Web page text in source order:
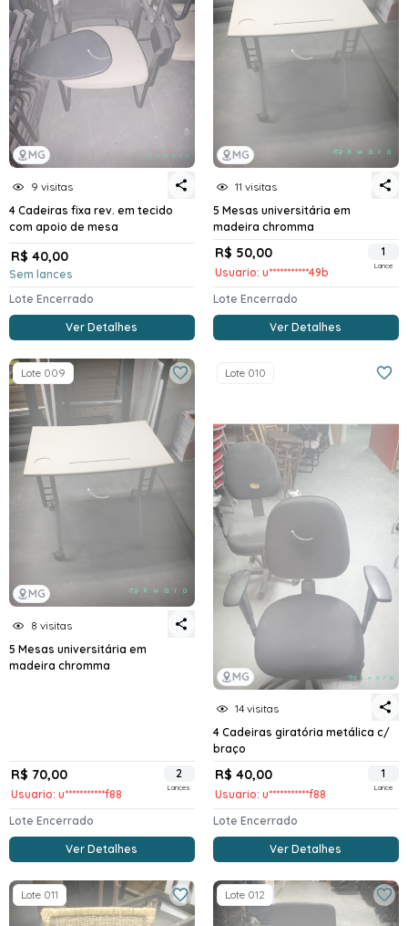
MG
9 visitas
4 Cadeiras fixa rev. em tecido
com apoio de mesa
R$ 40,00
Sem lances
Lote Encerrado
Ver Detalhes
MG
11 visitas
5 Mesas universitária em
madeira chromma
R$ 50,00
Usuario: u***********49b
1
Lance
Lote Encerrado
Ver Detalhes
MG
Lote 009
8 visitas
5 Mesas universitária em
madeira chromma
R$ 70,00
Usuario: u***********f88
2
Lances
Lote Encerrado
Ver Detalhes
MG
Lote 010
14 visitas
4 Cadeiras giratória metálica c/
braço
R$ 40,00
Usuario: u***********f88
1
Lance
Lote Encerrado
Ver Detalhes
Lote 011 Lote 012